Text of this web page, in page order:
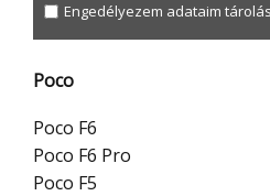
Engedélyezem adataim
Poco
Poco F6
Poco F6 Pro
Poco F5